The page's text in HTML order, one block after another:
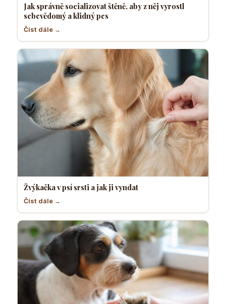
Jak správně socializovat štěně, aby z něj vyrostl
sebevědomý a klidný pes
Číst dále →
Žvýkačka v psí srsti a jak ji vyndat
Číst dále →